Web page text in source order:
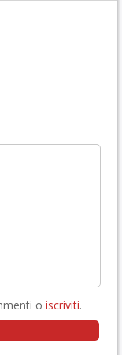
o iscriviti.